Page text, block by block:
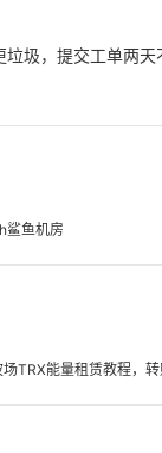
垃圾，提交工单两天
鲨鱼机房
TRX能量租赁教程，